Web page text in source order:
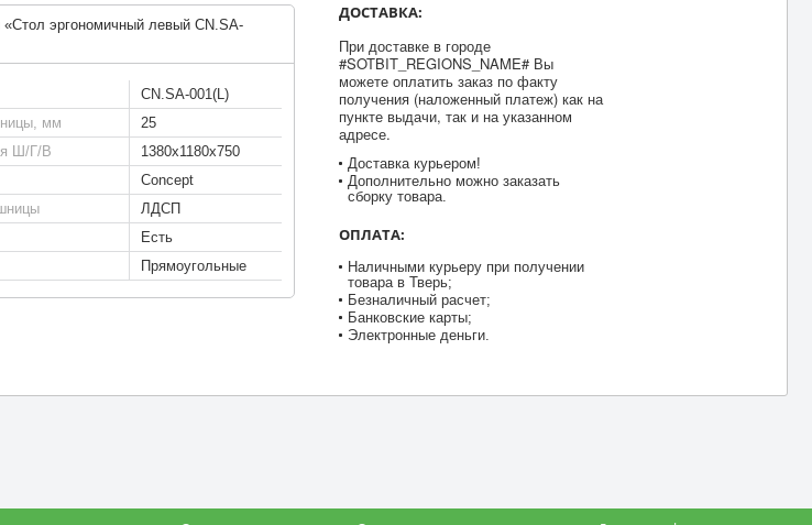
«Стол эргономичный левый CN.SA-
CN.SA-001(L)
мм
25
Ш/Г/В
1380х1180х750
Concept
ЛДСП
Есть
Прямоугольные
ДОСТАВКА:
При доставке в городе
#SOTBIT_REGIONS_NAME# Вы
можете оплатить заказ по факту
получения (наложенный платеж) как на
пункте выдачи, так и на указанном
адресе.
Доставка курьером!
Дополнительно можно заказать
сборку товара.
ОПЛАТА:
Наличными курьеру при получении
товара в Тверь;
Безналичный расчет;
Банковские карты;
Электронные деньги.